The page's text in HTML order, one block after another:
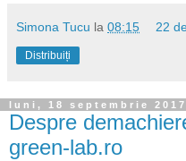
Simona Tucu la 08:15 22
Distribuiți
luni, 18 septembrie 2017
Despre
green-lab.ro